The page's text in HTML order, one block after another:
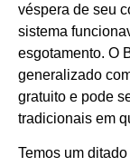
véspera de seu
sistema
esgotamento. O
generalizado
gratuito e pode
tradicionais em
Temos um